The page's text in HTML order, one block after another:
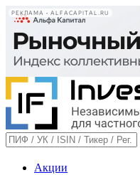
РЕКЛАМА • ALFACAPITAL.RU
Акции